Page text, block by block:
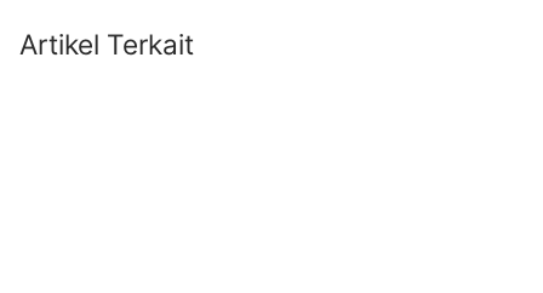
Artikel Terkait